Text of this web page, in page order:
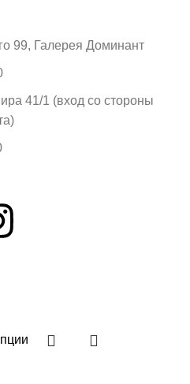
99, Галерея Доминант
41/1 (вход со стороны